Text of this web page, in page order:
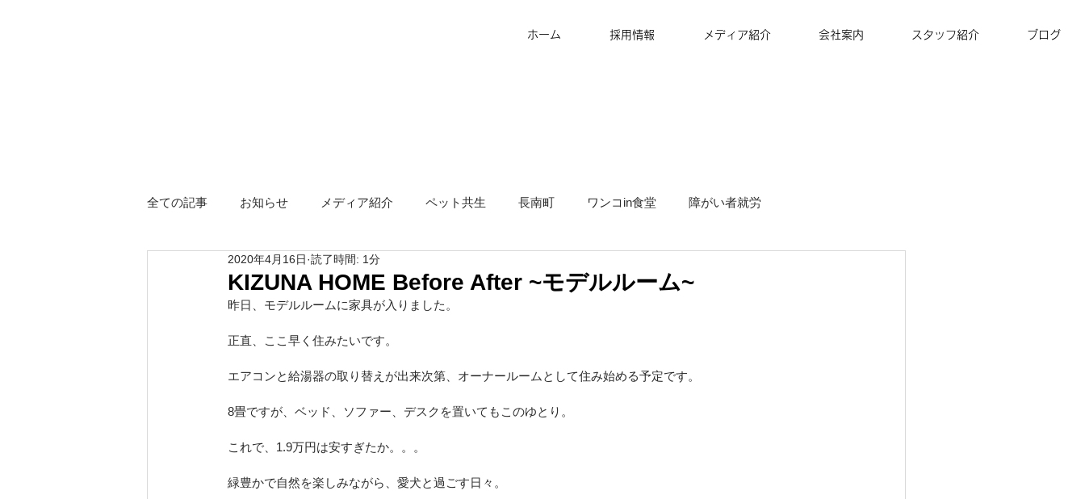
ホーム 採用情報 メディア紹介 会社案内 スタッフ紹介 ブログ
全ての記事 お知らせ メディア紹介 ペット共生 長南町 ワンコin食堂 障がい者就労
障がい者グループホーム スタッフ募集
Hotel KIZUNA
KIZUNA HOME Before After ~モデルルーム~
2020年4月16日 読了時間: 1分
昨日、モデルルームに家具が入りました。
正直、ここ早く住みたいです。
エアコンと給湯器の取り替えが出来次第、オーナールームとして住み始める予定です。
8畳ですが、ベッド、ソファー、デスクを置いてもこのゆとり。
これで、1.9万円は安すぎたか。。。
緑豊かで自然を楽しみながら、愛犬と過ごす日々。